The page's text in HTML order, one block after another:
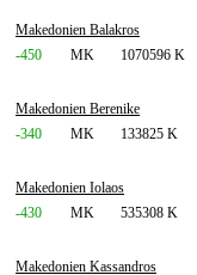
Makedonien Balakros
-450
MK 1070596 K
Makedonien Berenike
-340
MK 133825 K
Makedonien Iolaos
-430
MK 535308 K
Makedonien Kassandros